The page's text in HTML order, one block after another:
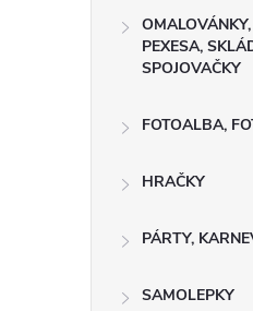
PEXESA,
SPOJOVAČKY
FOTOALBA,
HRAČKY
PÁRTY,
SAMOLEPKY